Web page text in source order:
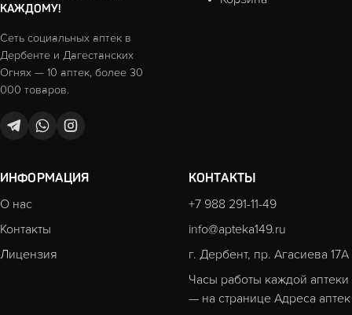
КАЖДОМУ!
Сеть социальных аптек в
Дербенте и Дагестанских
Огнях — 10 аптек, более 30
000 товаров.
ИНФОРМАЦИЯ
О нас
Контакты
Лицензия
КОНТАКТЫ
+7 988 291-11-49
info@apteka149.ru
г. Дербент, пр. Агасиева 17А
Часы работы каждой аптеки
— на странице Адреса аптек